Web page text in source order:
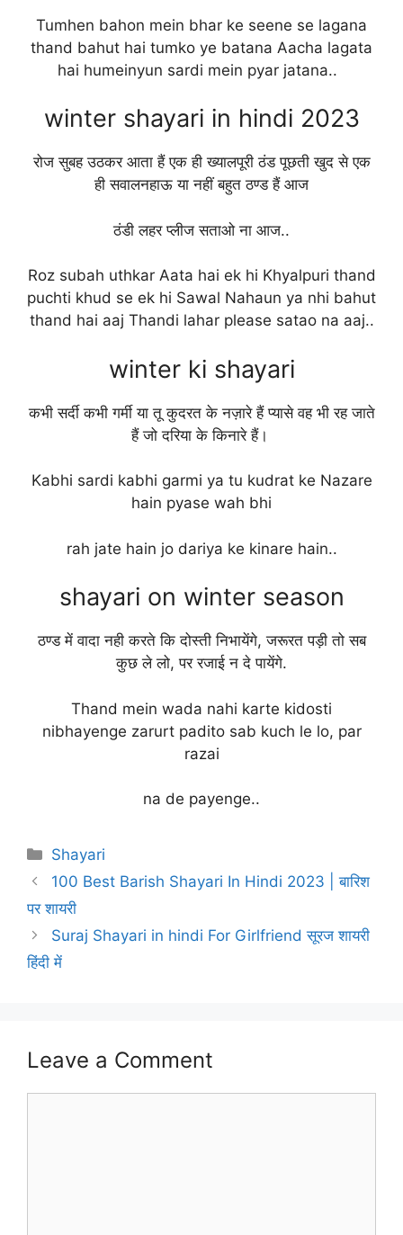
Tumhen bahon mein bhar ke seene se lagana
thand bahut hai tumko ye batana Aacha lagata
hai humeinyun sardi mein pyar jatana..
winter shayari in hindi 2023
रोज सुबह उठकर आता हैं एक ही ख्यालपूरी ठंड पूछती खुद से एक
ही सवालनहाऊ या नहीं बहुत ठण्ड हैं आज
ठंडी लहर प्लीज सताओ ना आज..
Roz subah uthkar Aata hai ek hi Khyalpuri thand
puchti khud se ek hi Sawal Nahaun ya nhi bahut
thand hai aaj Thandi lahar please satao na aaj..
winter ki shayari
कभी सर्दी कभी गर्मी या तू कुदरत के नज़ारे हैं प्यासे वह भी रह जाते
हैं जो दरिया के किनारे हैं।
Kabhi sardi kabhi garmi ya tu kudrat ke Nazare
hain pyase wah bhi
rah jate hain jo dariya ke kinare hain..
shayari on winter season
ठण्ड में वादा नही करते कि दोस्ती निभायेंगे, जरूरत पड़ी तो सब
कुछ ले लो, पर रजाई न दे पायेंगे.
Thand mein wada nahi karte kidosti
nibhayenge zarurt padito sab kuch le lo, par
razai
na de payenge..
Categories
Shayari
100 Best Barish Shayari In Hindi 2023 | बारिश
पर शायरी
Suraj Shayari in hindi For Girlfriend सूरज शायरी
हिंदी में
Leave a Comment